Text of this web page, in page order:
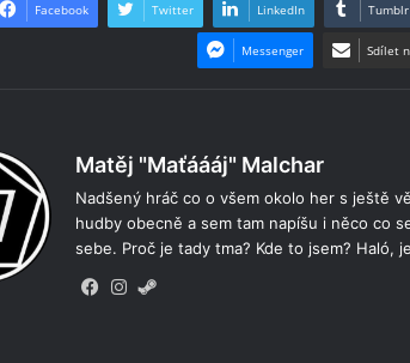
Facebook Twitter LinkedIn Tumblr
Messenger Sdílet
Matěj "Maťáááj" Malchar
Nadšený hráč co o všem okolo her s ještě
hudby obecně a sem tam napíšu i něco co
sebe. Proč je tady tma? Kde to jsem? Haló,
Facebook
Instagram